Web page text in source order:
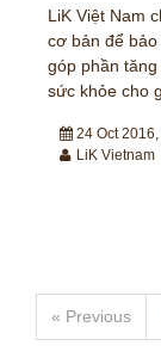
LiK Việt Nam
cơ bản để bảo
góp phần
sức khỏe cho
24 Oct
LiK Vietnam
« Previous